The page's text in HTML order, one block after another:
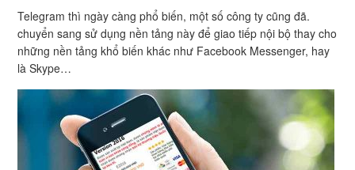
Telegram thì ngày càng phổ biến, một số công ty cũng đã.
chuyển sang sử dụng nền tảng này để giao tiếp nội bộ thay cho
những nền tảng khổ biến khác như Facebook Messenger, hay
là Skype…